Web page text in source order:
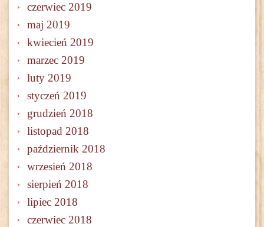
czerwiec 2019
maj 2019
kwiecień 2019
marzec 2019
luty 2019
styczeń 2019
grudzień 2018
listopad 2018
październik 2018
wrzesień 2018
sierpień 2018
lipiec 2018
czerwiec 2018